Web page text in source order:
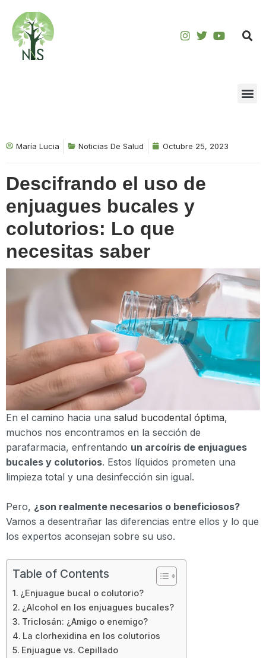
Saltar
contenido
María Lucia Noticias De Salud Octubre 25, 2023
Descifrando el uso de
enjuagues bucales y
colutorios: Lo que
necesitas saber
En el camino hacia una salud bucodental óptima,
muchos nos encontramos en la sección de
parafarmacia, enfrentando un arcoíris de enjuagues
bucales y colutorios. Estos líquidos prometen una
limpieza total y una desinfección sin igual.
Pero, ¿son realmente necesarios o beneficiosos?
Vamos a desentrañar las diferencias entre ellos y lo que
los expertos aconsejan sobre su uso.
Table of Contents
¿Enjuague bucal o colutorio?
¿Alcohol en los enjuagues bucales?
Triclosán: ¿Amigo o enemigo?
La clorhexidina en los colutorios
Enjuague vs. Cepillado